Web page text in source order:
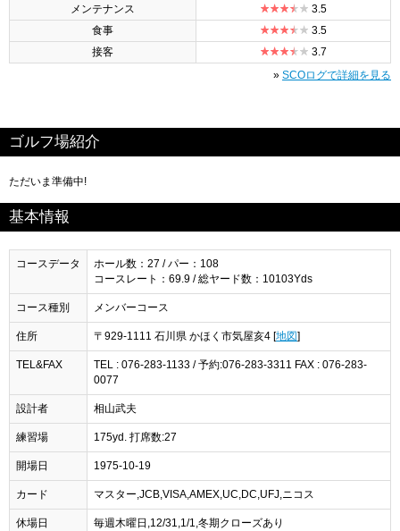
メンテナンス
3.5
食事
3.5
接客
3.7
» SCOログで詳細を見る
ゴルフ場紹介
ただいま準備中!
基本情報
コースデータ
ホール数：27 / パー：108
コースレート：69.9 / 総ヤード数：10103Yds
コース種別 メンバーコース
住所 〒929-1111 石川県 かほく市気屋亥4 [地図]
TEL&FAX
TEL : 076-283-1133 / 予約:076-283-3311 FAX : 076-283-
0077
設計者 相山武夫
練習場 175yd. 打席数:27
開場日 1975-10-19
カード マスター,JCB,VISA,AMEX,UC,DC,UFJ,ニコス
休場日 毎週木曜日,12/31,1/1,冬期クローズあり